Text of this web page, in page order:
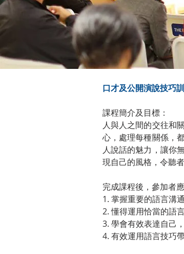
口才及公開演說技巧
課程簡介及目標：
人與人之間的交往和
心，處理每種關係，
人說話的魅力，讓你
現自己的風格，令聽
完成課程後，參加者
1. 掌握重要的語言溝
2. 懂得運用恰當的語
3. 學會有效表達自己
4. 有效運用語言技巧